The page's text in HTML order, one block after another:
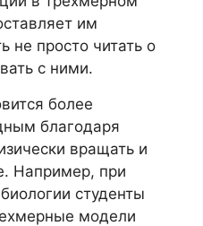
им
не просто читать о
с ними.
более
благодаря
вращать и
Например, при
студенты
модели